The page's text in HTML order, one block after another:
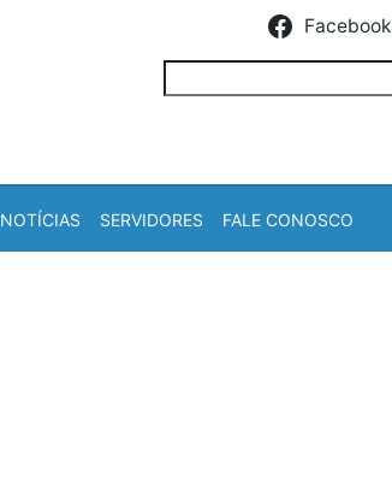
Facebook
NOTÍCIAS SERVIDORES FALE CONOSCO